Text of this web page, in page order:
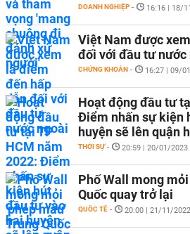
DOANH NGHIỆP - 16:16 | 18/
Việt Nam được
đối với đầu tư nước
CHỨNG KHOÁN - 16:27 | 09/
Hoạt động đầu tư
Điểm nhấn sự kiện
huyện sẽ lên quận
THỜI SỰ - 20:59 | 20/01/2023
Phố Wall mong
Quốc quay trở lại
QUỐC TẾ - 20:00 | 21/11/2022